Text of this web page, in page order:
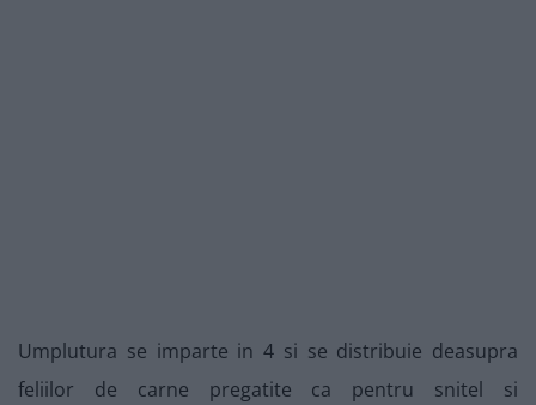
Umplutura se imparte in 4 si se distribuie deasupra
feliilor de carne pregatite ca pentru snitel si